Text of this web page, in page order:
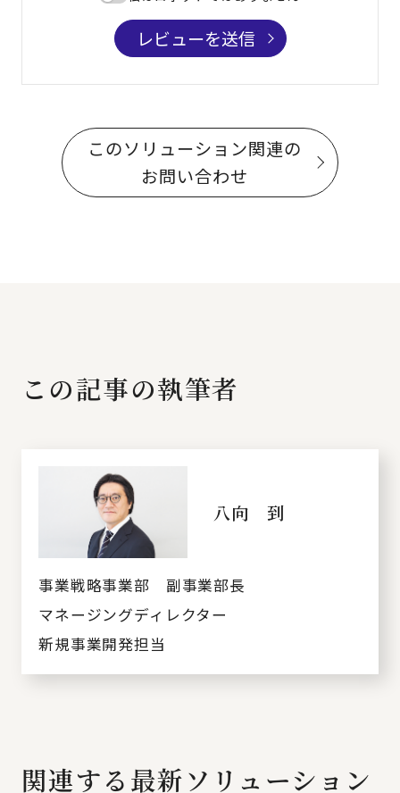
レビューを送信
このソリューション関連の
お問い合わせ
この記事の執筆者
八向 到
事業戦略事業部 副事業部長
マネージングディレクター
新規事業開発担当
関連する最新ソリューション